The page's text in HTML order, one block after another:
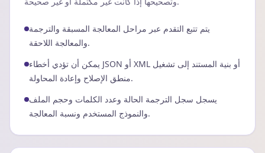
يتم تتبع التقدم عبر مراحل المعالجة المسبقة والترجمة
والمعالجة اللاحقة.
يمكن أن تؤدي أخطاء JSON أو XML أو بنية المستند إلى تشغيل
منطق الإصلاح وإعادة المحاولة.
يسجل سجل الترجمة الحالة وعدد الكلمات وحجم الملف
والنموذج المستخدم ونسبة المعالجة.